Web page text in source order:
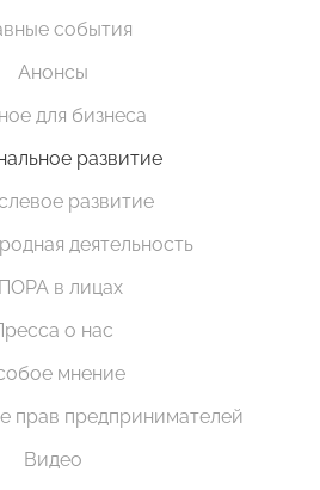
события
Анонсы
для бизнеса
развитие
развитие
деятельность
в лицах
о нас
мнение
прав предпринимателей
Видео